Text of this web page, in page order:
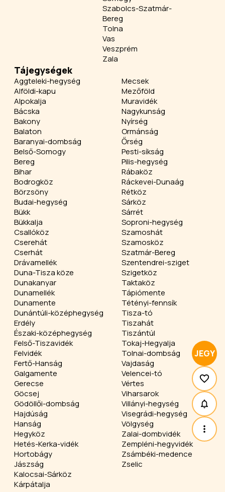
Szabolcs-Szatmár-
Bereg
Tolna
Vas
Veszprém
Zala
Tájegységek
Aggteleki-hegység
Alföldi-kapu
Alpokalja
Bácska
Bakony
Balaton
Baranyai-dombság
Belső-Somogy
Bereg
Bihar
Bodrogköz
Börzsöny
Budai-hegység
Bükk
Bükkalja
Csallóköz
Cserehát
Cserhát
Drávamellék
Duna-Tisza köze
Dunakanyar
Dunamellék
Dunamente
Dunántúli-középhegység
Erdély
Északi-középhegység
Felső-Tiszavidék
Felvidék
Fertő-Hanság
Galgamente
Gerecse
Göcsej
Gödöllői-dombság
Hajdúság
Hanság
Hegyköz
Hetés-Kerka-vidék
Hortobágy
Jászság
Kalocsai-Sárköz
Kárpátalja
Mecsek
Mezőföld
Muravidék
Nagykunság
Nyírség
Ormánság
Őrség
Pesti-síkság
Pilis-hegység
Rábaköz
Ráckevei-Dunaág
Rétköz
Sárköz
Sárrét
Soproni-hegység
Szamoshát
Szamosköz
Szatmár-Bereg
Szentendrei-sziget
Szigetköz
Taktaköz
Tápiómente
Tétényi-fennsík
Tisza-tó
Tiszahát
Tiszántúl
Tokaj-Hegyalja
Tolnai-dombság
Vajdaság
Velencei-tó
Vértes
Viharsarok
Villányi-hegység
Visegrádi-hegység
Völgység
Zalai-dombvidék
Zempléni-hegyvidék
Zsámbéki-medence
Zselic
JEGY